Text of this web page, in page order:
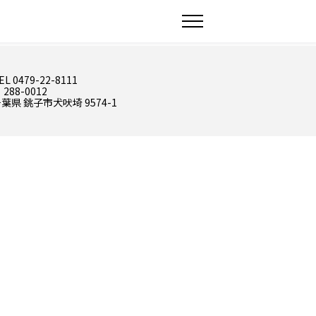
0479-22-8111
288-0012
県 銚子市犬吠埼 9574-1